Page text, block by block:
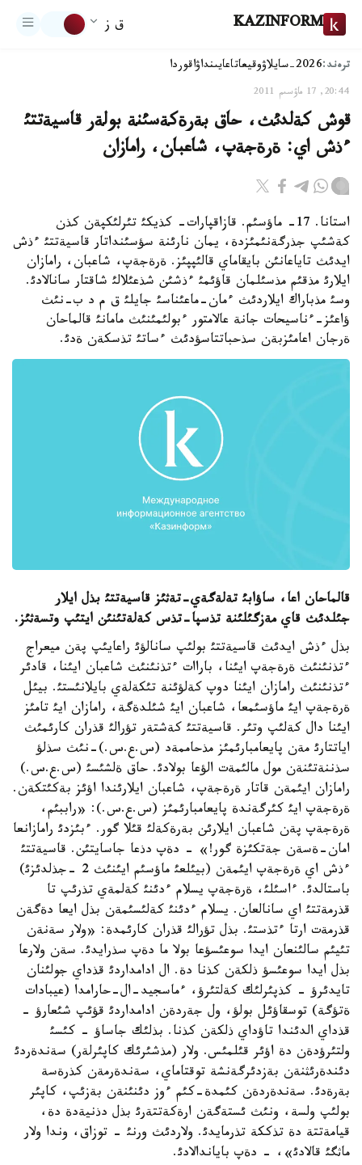
KAZINFORM ق ز
ترەند:2026-سايلاۋ وقيعاتاعايىنداۋاقوردا
20:44, 17 ماۋسىم 2011
قوش كةلدئث، حاق بةرةكةسئنة بولةر قاسيةتتئ
ءذش اي: ةرةجةپ، شاعبان، رامازان
استانا. 17- ماؤسئم. قازاقپارات- كذيكئ تئرلئكپةن كذن
كةشئپ جذرگةنئمئزدة، يمان نارئنة سؤسئنداتار قاسيةتتئ ءذش
ايدئث تاياعانئن بايقاماي قالئپپئز. ةرةجةپ، شاعبان، رامازان
ايلارئ مذقئم مذسئلمان قاؤئمئ ءذشئن شذعئلالئ شاقتار سانالادئ.
وسئ مذباراك ايلاردئث ءمان-ماعئناسئ جايلئ ق م د ب-نئث
ؤاعئز-ءناسيحات جانة عالامتور ءبولئمئنئث مامانئ قالماحان
ةرجان اعامئزبةن سذحباتتاسؤدئث ءساتئ تذسكةن ةدئ.
قالماحان اعا، ساؤابئ تةلةگةي-تةثئز قاسيةتتئ بذل ايلار
جئلدئث قاي مةزگئلئنة تذسپا-تذس كةلةتئنئن ايتئپ وتسةثئز.
بذل ءذش ايدئث قاسيةتتئ بولئپ سانالؤئ راعايئپ پةن ميعراج
ءتذنئنئث ةرةجةپ ايئنا، باراات ءتذنئنئث شاعبان ايئنا، قادئر
ءتذنئنئث رامازان ايئنا دوپ كةلؤئنة تئكةلةي بايلانئستئ. بيئل
ةرةجةپ ايئ ماؤسئمعا، شاعبان ايئ شئلدةگة، رامازان ايئ تامئز
ايئنا دال كةلئپ وتئر. قاسيةتتئ كةشتةر تؤرالئ قذران كارئمئث
اياتتارئ مةن پايعامبارئمئز مذحاممةد (س.ع.س.)-نئث سذلؤ
سذننةتئنةن مول مالئمةت الؤعا بولادئ. حاق ةلشئسئ (س.ع.س.)
رامازان ايئمةن قاتار ةرةجةپ، شاعبان ايلارئندا اؤئز بةكئتكةن.
ةرةجةپ ايئ كئرگةندة پايعامبارئمئز (س.ع.س.): «راببئم،
ةرةجةپ پةن شاعبان ايلارئن بةرةكةلئ قئلا گور. ءبئزدئ رامازانعا
امان-ةسةن جةتكئزة گور!» - دةپ دذعا جاسايتئن. قاسيةتتئ
ءذش اي ةرةجةپ ايئمةن (بيئلعئ ماؤسئم ايئنئث 2 -جذلدئزئ)
باستالدئ. ءاسئلئ، ةرةجةپ يسلام ءدئنئ كةلمةي تذرئپ تا
قذرمةتتئ اي سانالعان. يسلام ءدئنئ كةلئسئمةن بذل ايعا دةگةن
قذرمةت ارتا ءتذستئ. بذل تؤرالئ قذران كارئمدة: «ولار سةنةن
تئيئم سالئنعان ايدا سوعئسؤعا بولا ما دةپ سذرايدئ. سةن ولارعا
بذل ايدا سوعئسؤ ذلكةن كذنا دة. ال ادامداردئ قذداي جولئنان
تايدئرؤ - كذپئرلئك كةلتئرؤ، ءماسجيد-ال-حارامدا (عيبادات
ةتؤگة) توسقاؤئل بولؤ، ول جةردةن ادامداردئ قؤئپ شئعارؤ -
قذداي الدئندا تاؤداي ذلكةن كذنا. بذلئك جاساؤ - كئسئ
ولتئرؤدةن دة اؤئر قئلمئس. ولار (مذشئرئك كاپئرلةر) سةندةردئ
دئندةرئثنةن بةزدئرگةنشة توقتاماي، سةندةرمةن كذرةسة
بةرةدئ. سةندةردةن كئمدة-كئم ءوز دئنئنةن بةزئپ، كاپئر
بولئپ ولسة، ونئث ئستةگةن ارةكةتتةرئ بذل دذنيةدة دة،
قيامةتتة دة تذككة تذرمايدئ. ولاردئث ورنئ - توزاق، وندا ولار
ماثگئ قالادئ»، - دةپ باياندالادئ.